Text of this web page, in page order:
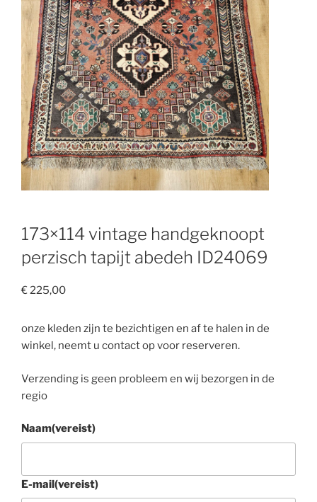
173×114 vintage handgeknoopt
perzisch tapijt abedeh ID24069
€225,00
onze kleden zijn te bezichtigen en af te halen in de
winkel, neemt u contact op voor reserveren.
Verzending is geen probleem en wij bezorgen in de
regio
Naam(vereist)
E-mail(vereist)